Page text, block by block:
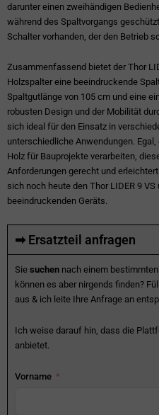
darunter einen zweihändigen
während des Spaltvorgangs
Schalter vorhanden, der den Betrieb
Zusammenfassend bietet der Thor
Holzspalter eine beeindruckende
Spaltgutlänge von 105 cm und eine
robusten Design und der Mobilität
sich ideal für den Einsatz in
unterschiedliche Anwendungen.
Holz für Bauprojekte verarbeiten,
Anforderungen gerecht und
sich noch heute den Thor LIDER 9
beeindruckenden Geräts.
➡ Ersatzteil anfragen
Sie suchen nach einem bestimmten
können es aber nirgends finden?
aus & ich leite Ihre Anfrage an
Ich weise darauf hin, dass die
anbietet.
Vorname